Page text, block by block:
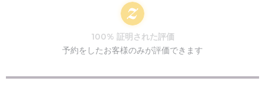
100% 証明された評価
予約をしたお客様のみが評価できます